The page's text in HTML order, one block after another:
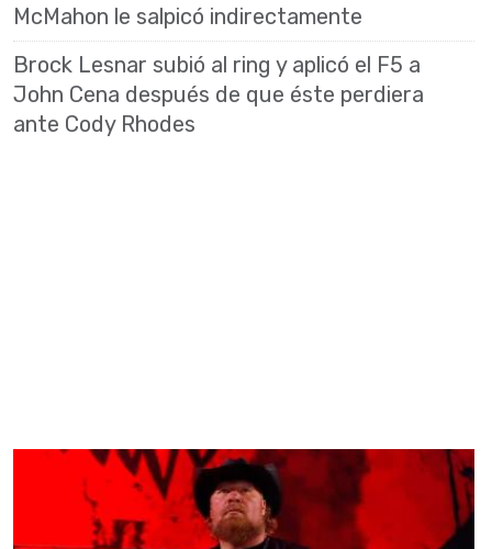
McMahon le salpicó indirectamente
Brock Lesnar subió al ring y aplicó el F5 a
John Cena después de que éste perdiera
ante Cody Rhodes